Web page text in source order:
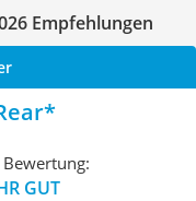
Empfehlungen
GUT